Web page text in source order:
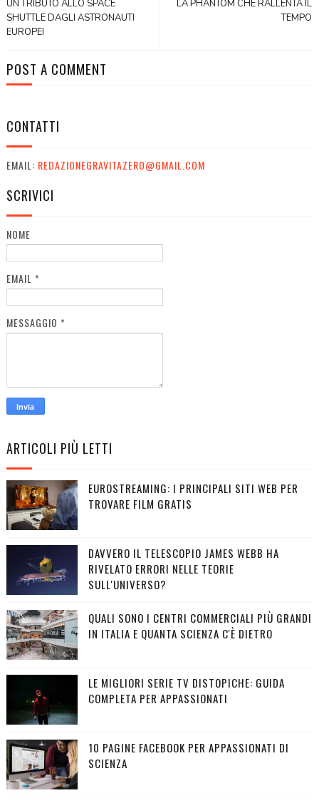
LA PHANTOM CHE RALLENTA IL
TEMPO
UN TRIBUTO ALLO SPACE
SHUTTLE DAGLI ASTRONAUTI
EUROPEI
POST A COMMENT
CONTATTI
EMAIL: REDAZIONEGRAVITAZERO@GMAIL.COM
SCRIVICI
NOME
EMAIL *
MESSAGGIO *
ARTICOLI PIÙ LETTI
EUROSTREAMING: I PRINCIPALI SITI WEB PER
TROVARE FILM GRATIS
DAVVERO IL TELESCOPIO JAMES WEBB HA
RIVELATO ERRORI NELLE TEORIE
SULL'UNIVERSO?
QUALI SONO I CENTRI COMMERCIALI PIÙ GRANDI
IN ITALIA E QUANTA SCIENZA C'È DIETRO
LE MIGLIORI SERIE TV DISTOPICHE: GUIDA
COMPLETA PER APPASSIONATI
10 PAGINE FACEBOOK PER APPASSIONATI DI
SCIENZA